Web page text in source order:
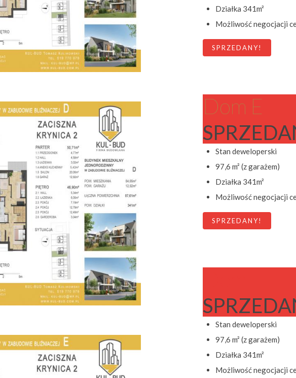
Działka 341m²
Możliwość negocjacji
SPRZEDANY!
Dom E
Stan deweloperski
97,6 m² (z garażem)
Działka 341m²
Możliwość negocjacji
SPRZEDANY!
Stan deweloperski
97,6 m² (z garażem)
Działka 341m²
Możliwość negocjacji